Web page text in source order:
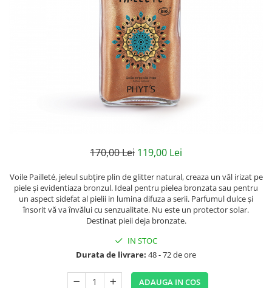
Creme bio anti-poluare
Creme bio piele grasă acneică
170,00 Lei 119,00 Lei
Voile Pailleté, jeleul subțire plin de glitter natural, creaza un văl irizat pe
piele și evidentiaza bronzul. Ideal pentru pielea bronzata sau pentru
un aspect sidefat al pielii in lumina difuza a serii. Parfumul dulce și
însorit vă va învălui cu senzualitate. Nu este un protector solar.
Destinat pieii deja bronzate.
IN STOC
Durata de livrare: 48 - 72 de ore
ADAUGA IN COS